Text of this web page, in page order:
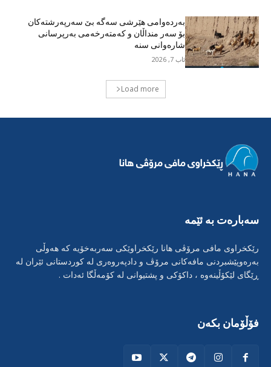
بەردەوامی هێرشی سەگە بێ سەرپەرشتەکان
بۆ سەر منداڵان و کەمتەرخەمی بەرپرسانی
شارەوانی سنە
ئاب 7, 2026
Load more
فۆڵۆمان بکەن
سەبارەت بە ئێمە
رێکخراوی مافی مرۆڤی هانا رێکخراوێکی سەربەخۆیە کە هەوڵی
بەرەوپێشبردنی مافەکانی مرۆڤ و دادپەروەری لە کوردستانی ئێران لە
ڕێگای لێکۆڵینەوە ، داکۆکی و پشتیوانی لە کۆمەڵگا ئەدات .